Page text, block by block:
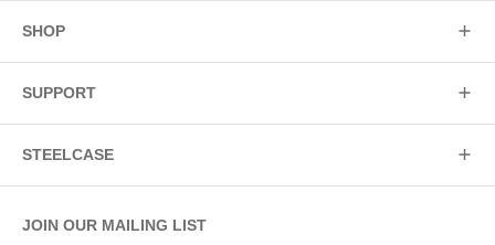
JOIN OUR MAILING LIST
SHOP
SUPPORT
STEELCASE